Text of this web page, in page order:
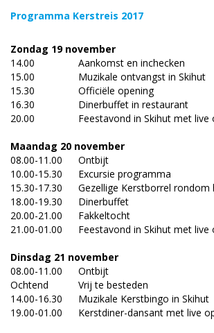
Programma Kerstreis 2017
Zondag 19 november
14.00
Aankomst en inchecken
15.00
Muzikale ontvangst in Skihut
15.30
Officiële opening
16.30
Dinerbuffet in restaurant
20.00
Feestavond in Skihut met live
Maandag 20 november
08.00-11.00
Ontbijt
10.00-15.30
Excursie programma
15.30-17.30
Gezellige Kerstborrel rondom
18.00-19.30
Dinerbuffet
20.00-21.00
Fakkeltocht
21.00-01.00
Feestavond in Skihut met live
Dinsdag 21 november
08.00-11.00
Ontbijt
Ochtend
Vrij te besteden
14.00-16.30
Muzikale Kerstbingo in Skihut
19.00-01.00
Kerstdiner-dansant met live